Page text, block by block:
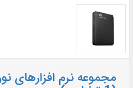
مجموعه نرم افزارهای